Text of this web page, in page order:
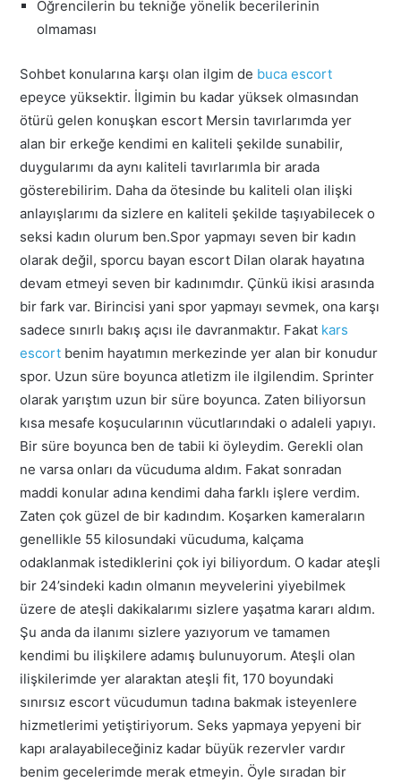
Öğrencilerin bu tekniğe yönelik becerilerinin
olmaması
Sohbet konularına karşı olan ilgim de buca escort
epeyce yüksektir. İlgimin bu kadar yüksek olmasından
ötürü gelen konuşkan escort Mersin tavırlarımda yer
alan bir erkeğe kendimi en kaliteli şekilde sunabilir,
duygularımı da aynı kaliteli tavırlarımla bir arada
gösterebilirim. Daha da ötesinde bu kaliteli olan ilişki
anlayışlarımı da sizlere en kaliteli şekilde taşıyabilecek o
seksi kadın olurum ben.Spor yapmayı seven bir kadın
olarak değil, sporcu bayan escort Dilan olarak hayatına
devam etmeyi seven bir kadınımdır. Çünkü ikisi arasında
bir fark var. Birincisi yani spor yapmayı sevmek, ona karşı
sadece sınırlı bakış açısı ile davranmaktır. Fakat kars
escort benim hayatımın merkezinde yer alan bir konudur
spor. Uzun süre boyunca atletizm ile ilgilendim. Sprinter
olarak yarıştım uzun bir süre boyunca. Zaten biliyorsun
kısa mesafe koşucularının vücutlarındaki o adaleli yapıyı.
Bir süre boyunca ben de tabii ki öyleydim. Gerekli olan
ne varsa onları da vücuduma aldım. Fakat sonradan
maddi konular adına kendimi daha farklı işlere verdim.
Zaten çok güzel de bir kadındım. Koşarken kameraların
genellikle 55 kilosundaki vücuduma, kalçama
odaklanmak istediklerini çok iyi biliyordum. O kadar ateşli
bir 24’sindeki kadın olmanın meyvelerini yiyebilmek
üzere de ateşli dakikalarımı sizlere yaşatma kararı aldım.
Şu anda da ilanımı sizlere yazıyorum ve tamamen
kendimi bu ilişkilere adamış bulunuyorum. Ateşli olan
ilişkilerimde yer alaraktan ateşli fit, 170 boyundaki
sınırsız escort vücudumun tadına bakmak isteyenlere
hizmetlerimi yetiştiriyorum. Seks yapmaya yepyeni bir
kapı aralayabileceğiniz kadar büyük rezervler vardır
benim gecelerimde merak etmeyin. Öyle sıradan bir